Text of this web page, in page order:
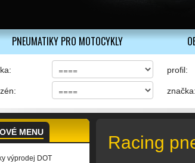
Racing
PNEUMATIKY PRO MOTOCYKLY
profil:
značka:
MENU
výprodej DOT